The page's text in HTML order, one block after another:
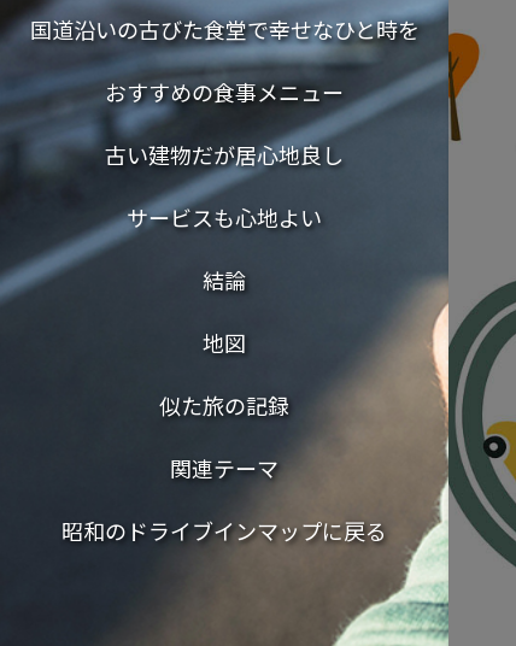
国道沿いの古びた食堂で幸せなひと時を
おすすめの食事メニュー
古い建物だが居心地良し
サービスも心地よい
結論
地図
似た旅の記録
関連テーマ
昭和のドライブインマップに戻る